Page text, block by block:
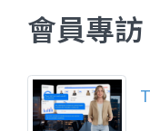
會員專訪